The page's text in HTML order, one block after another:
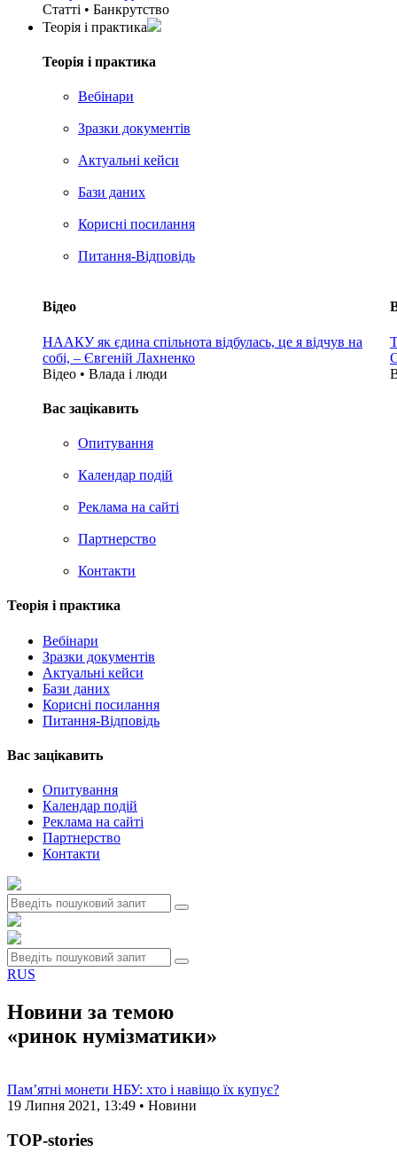
Статті • Банкрутство
Теорія i практика
Теорія i практика
Вебінари
Зразки документів
Актуальні кейси
Бази даних
Корисні посилання
Питання-Відповідь
Відео
НААКУ як єдина спільнота відбулась, це я відчув на
собі, – Євгеній Лахненко
Відео • Влада i люди
Вас зацікавить
Опитування
Календар подій
Реклама на сайтi
Партнерство
Контакти
Теорія i практика
Вебінари
Зразки документів
Актуальні кейси
Бази даних
Корисні посилання
Питання-Відповідь
Вас зацiкавить
Опитування
Календар подій
Реклама на сайтi
Партнерство
Контакти
RUS
Новини за темою
«ринок нумізматики»
Пам’ятні монети НБУ: хто і навіщо їх купує?
19 Липня 2021, 13:49 • Новини
TOP-stories